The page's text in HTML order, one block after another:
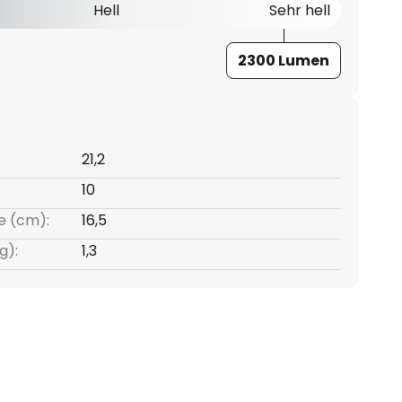
Hell Sehr hell
2300 Lumen
21,2
10
(cm):
16,5
1,3